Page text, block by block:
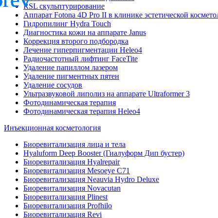
RSL скульптурирование
Аппарат Fotona 4D Pro II в клинике эстетической
Гидропилинг Hydra Touch
Диагностика кожи на аппарате Janus
Коррекция второго подбородка
Лечение гиперпигментации Heleo4
Радиочастотный лифтинг FaceTite
Удаление папиллом лазером
Удаление пигментных пятен
Удаление сосудов
Ультразвуковой липолиз на аппарате Ultraformer 3
Фотодинамическая терапия
Фотодинамическая терапия Heleo4
Инъекционная косметология
Биоревитализация лица и тела
Hyaluform Deep Booster (Гиалуформ Дип бустер)
Биоревитализация Hyalrepair
Биоревитализация Mesoeye C71
Биоревитализация Neauvia Hydro Deluxe
Биоревитализация Novacutan
Биоревитализация Plinest
Биоревитализация Profhilo
Биоревитализация Revi